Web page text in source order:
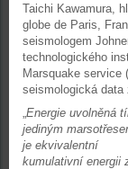
Taichi Kawamura,
globe de Paris,
seismologem
technologického
Marsquake service
seismologická data
„Energie uvolněná
jediným
je ekvivalentní
kumulativní energii